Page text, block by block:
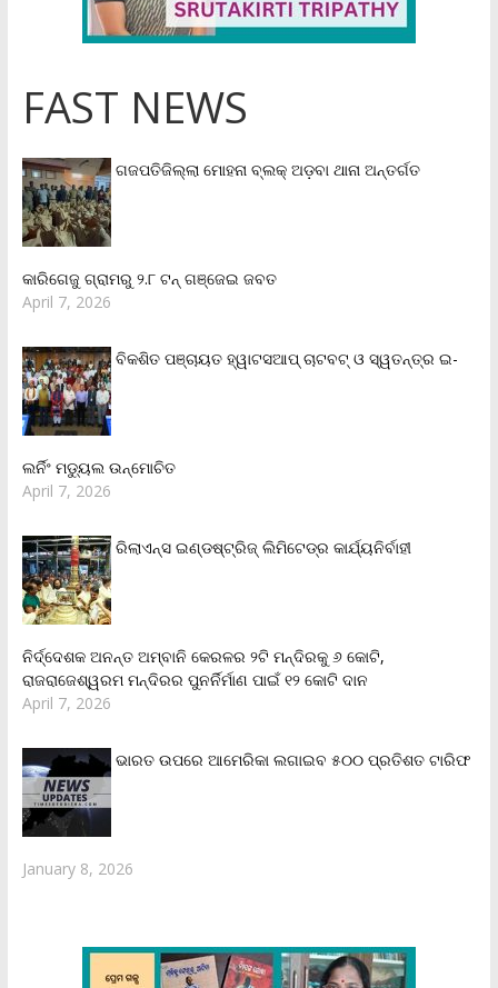
FAST NEWS
ଗଜପତିଜିଲ୍ଲା ମୋହନା ବ୍ଲକ୍‌ ଅଡ଼ବା ଥାନା ଅନ୍ତର୍ଗତ
କାରିଗେଜୁ ଗ୍ରାମରୁ ୨.୮ ଟନ୍ ଗଞ୍ଜେଇ ଜବତ
April 7, 2026
ବିକଶିତ ପଞ୍ଚାୟତ ହ୍ୱାଟସଆପ୍ ଚାଟବଟ୍ ଓ ସ୍ୱତନ୍ତ୍ର ଇ-
ଲର୍ନିଂ ମଡ୍ୟୁଲ ଉନ୍ମୋଚିତ
April 7, 2026
ରିଲାଏନ୍‌ସ ଇଣ୍ଡଷ୍ଟ୍ରିଜ୍ ଲିମିଟେଡ୍‌ର କାର୍ଯ୍ୟନିର୍ବାହୀ
ନିର୍ଦ୍ଦେଶକ ଅନନ୍ତ ଅମ୍ବାନି କେରଳର ୨ଟି ମନ୍ଦିରକୁ ୬ କୋଟି,
ରାଜରାଜେଶ୍ୱରମ ମନ୍ଦିରର ପୁନର୍ନିର୍ମାଣ ପାଇଁ ୧୨ କୋଟି ଦାନ
April 7, 2026
ଭାରତ ଉପରେ ଆମେରିକା ଲଗାଇବ ୫୦୦ ପ୍ରତିଶତ ଟାରିଫ
January 8, 2026